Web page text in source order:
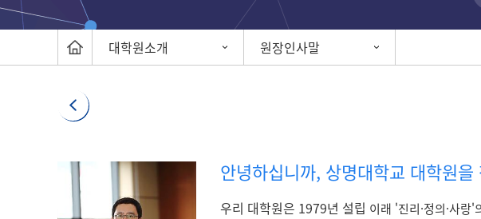
대학원소개 원장인사말
안녕하십니까, 상명대학교 대학원
우리 대학원은 1979년 설립 이래 '진리·정의·사